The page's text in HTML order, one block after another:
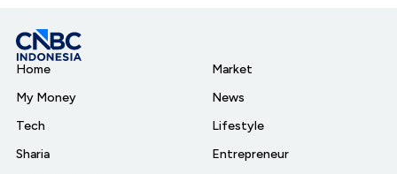
Home
My Money
Tech
Sharia
Market
News
Lifestyle
Entrepreneur